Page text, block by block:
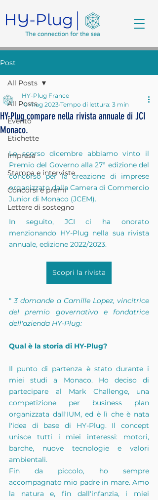
Post
All Posts
Evento
Etichette
Impresa
Stampa e interviste
Concorsi e premi
Lettere di sostegno
All Posts
HY-Plug compare nella rivista annuale di JCI
Monaco.
HY-Plug France
10 mag 2023 Tempo di lettura: 3 min
Lo scorso dicembre abbiamo vinto il
Premio del Governo alla 27ª edizione del
concorso per la creazione di imprese
organizzato dalla Camera di Commercio
Junior di Monaco (JCEM).
In seguito, JCI ci ha onorato
menzionando HY-Plug nella sua rivista
annuale, edizione 2022/2023.
Scopri la rivista
" 3 domande a Camille Lopez, vincitrice
del premio governativo e fondatrice
dell'azienda HY-Plug:
Qual è la storia di HY-Plug?
Il punto di partenza è stato durante i
miei studi a Monaco. Ho deciso di
partecipare al Mark Challenge, una
competizione per business plan
organizzata dall'IUM, ed è lì che è nata
l'idea di base di HY-Plug. Il concept
unisce tutti i miei interessi: motori,
barche, nuove tecnologie e valori
ambientali.
Fin da piccolo, ho sempre
accompagnato mio padre in mare. Amo
la natura e, fin dall'infanzia, i miei